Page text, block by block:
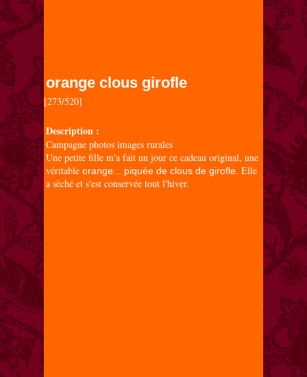
orange clous girofle
[273/520]
Description :
Campagne photos images rurales
Une petite fille m'a fait un jour ce cadeau original, une
véritableorange... piquée de clous de girofle. Elle
a sèché et s'est conservée tout l'hiver.